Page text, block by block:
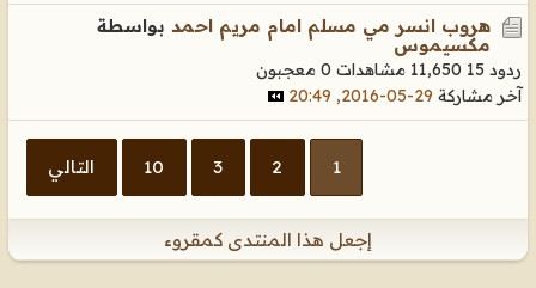
هروب انسر مي مسلم امام مريم احمد بواسطة
مكسيموس
ردود 15 11,650 مشاهدات
0 معجبون
آخر مشاركة 29-05-2016, 20:49
1
2
3
10 التالي
إجعل هذا المنتدى كمقروء